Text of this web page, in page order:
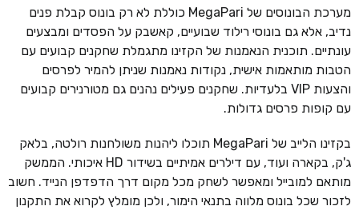
מערכת הבונוסים של MegaPari כוללת לא רק בונוס קבלת פנים
נדיב, אלא גם בונוסי רילוד שבועיים, קאשבק על הפסדים ומבצעים
עונתיים. תוכנית הנאמנות של הקזינו מתגמלת שחקנים קבועים עם
הטבות מותאמות אישית, נקודות נאמנות שניתן להמיר לפרסים
והצעות VIP בלעדיות. שחקנים פעילים נהנים גם מטורנירים קבועים
עם קופות פרסים גדולות.
בקזינו הלייב של MegaPari תוכלו ליהנות משולחנות רולטה, בלאק
ג'ק, בקארה ועוד, עם דילרים אמיתיים בשידור HD איכותי. הממשק
מותאם למובייל ומאפשר לשחק מכל מקום דרך הדפדפן הנייד. חשוב
לזכור שכל בונוס מלווה בתנאי הימור, ולכן מומלץ לקרוא את התקנון